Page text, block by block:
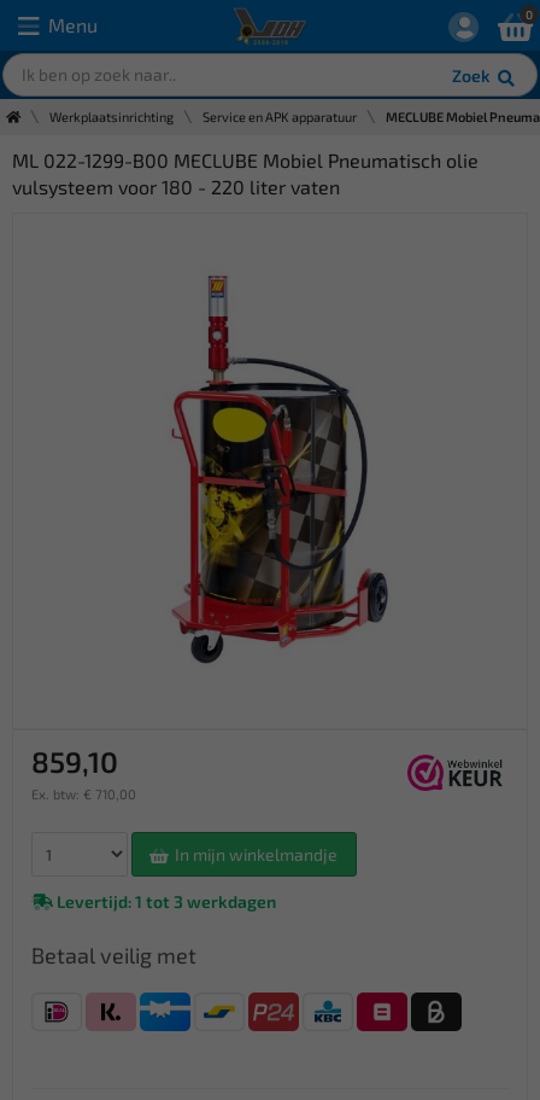
Menu
Zoek
0
Werkplaatsinrichting Service en APK apparatuur MECLUBE Mobiel
ML 022-1299-B00 MECLUBE Mobiel Pneumatisch olie
vulsysteem voor 180 - 220 liter vaten
859,10
Ex. btw: € 710,00
In mijn winkelmandje
Levertijd: 1 tot 3 werkdagen
Betaal veilig met